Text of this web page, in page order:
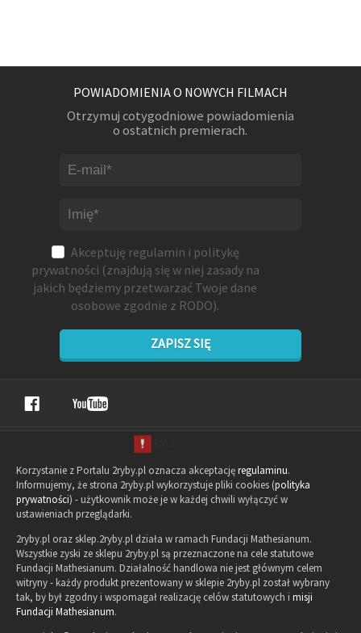
POWIADOMIENIA O NOWYCH FILMACH
Otrzymuj cotygodniowe powiadomienia
o ostatnich premierach.
Akceptuję regulamin i politykę
prywatności (znajdują się w niej zasady na
jakich będziemy przetwarzać Twoje dane
osobowe zgodnie z RODO).
ZAPISZ SIĘ
Korzystanie z Portalu 2ryby.pl oznacza akceptacjęregulaminu.
Informujemy, że strona 2ryby.pl wykorzystuje pliki cookies (polityka
prywatności) - użytkownik może je w każdej chwili wyłączyć w
ustawieniach przeglądarki.
2ryby.pl oraz sklep.2ryby.pl działa w ramach Fundacji Mathesianum.
Wszystkie zyski ze sklepu 2ryby.pl są przeznaczone na cele statutowe
Fundacji Mathesianum. Działalność handlowa nie jest głównym celem
witryny - każdy produkt prezentowany w sklepie 2ryby.pl został wybrany
tak, by był zgodny i wspomagał realizację celów statutowych i misji
Fundacji Mathesianum.